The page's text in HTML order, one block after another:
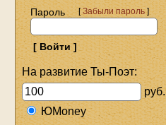
Пароль [Забыли пароль]
На развитие Ты-Поэт:
руб.
ЮMoney